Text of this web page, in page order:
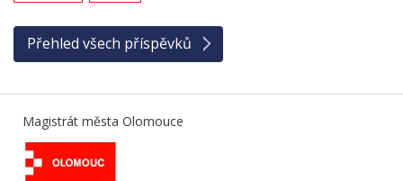
Přehled všech příspěvků
Magistrát města Olomouce